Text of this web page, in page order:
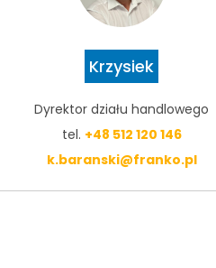
Krzysiek
Dyrektor działu handlowego
tel. +48 512 120 146
k.baranski@franko.pl